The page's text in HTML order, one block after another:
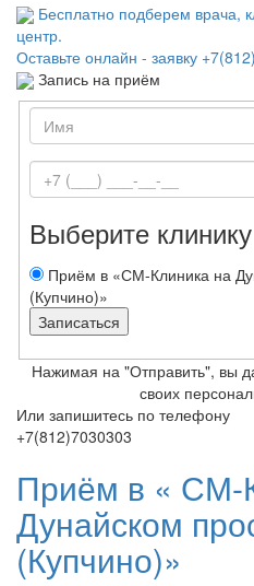
Бесплатно подберем врача,
центр.
Оставьте онлайн - заявку
Запись на приём
Выберите клинику
Приём в «СМ-Клиника на
(Купчино)»
Нажимая на "Отправить", вы
своих
Или запишитесь по телефону
+7(812)7030303
Приём в « СМ-
Дунайском
(Купчино)»